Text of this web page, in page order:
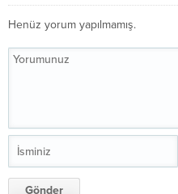
Henüz yorum yapılmamış.